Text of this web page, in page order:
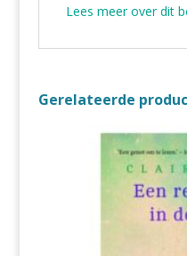
Lees meer over dit
Gerelateerde